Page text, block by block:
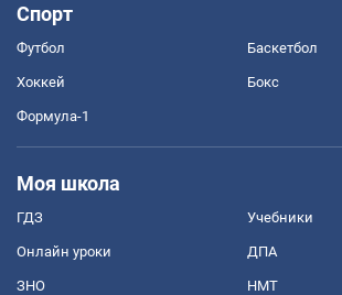
Спорт
Футбол Баскетбол
Хоккей Бокс
Формула-1
Моя школа
ГДЗ Учебники
Онлайн уроки ДПА
ЗНО НМТ